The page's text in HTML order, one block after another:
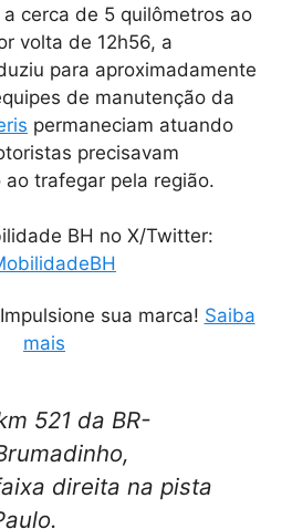
cerca de 5 quilômetros ao
volta de 12h56, a
para aproximadamente
de manutenção da
permaneciam atuando
precisavam
trafegar pela região.
BH no X/Twitter:
sua marca! Saiba
mais
521 da BR-
direita na pista